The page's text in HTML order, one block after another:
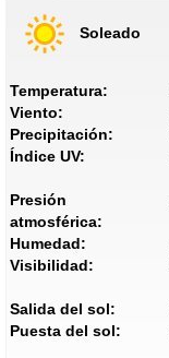
Soleado
Temperatura:
Viento:
Precipitación:
Índice UV:
Presión
atmosférica:
Humedad:
Visibilidad:
Salida del sol:
Puesta del sol: